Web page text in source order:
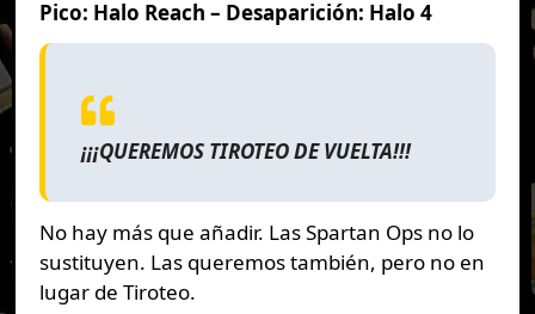
Pico: Halo Reach – Desaparición: Halo 4
¡¡¡QUEREMOS TIROTEO DE VUELTA!!!
No hay más que añadir. Las Spartan Ops no lo
sustituyen. Las queremos también, pero no en
lugar de Tiroteo.